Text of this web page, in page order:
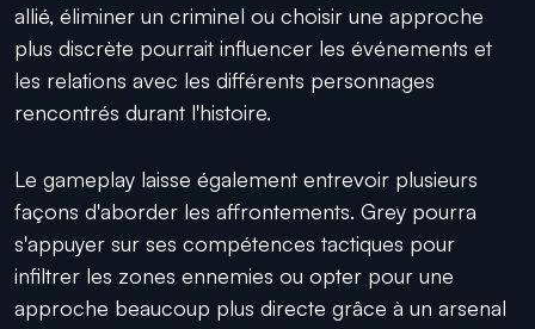
allié, éliminer un criminel ou choisir une approche
plus discrète pourrait influencer les événements et
les relations avec les différents personnages
rencontrés durant l'histoire.
Le gameplay laisse également entrevoir plusieurs
façons d'aborder les affrontements. Grey pourra
s'appuyer sur ses compétences tactiques pour
infiltrer les zones ennemies ou opter pour une
approche beaucoup plus directe grâce à un arsenal